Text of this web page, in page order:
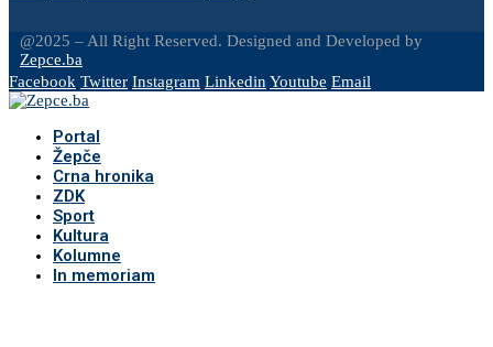
@2025 – All Right Reserved. Designed and Developed by
Zepce.ba
Facebook Twitter Instagram Linkedin Youtube Email
Portal
Žepče
Crna hronika
ZDK
Sport
Kultura
Kolumne
In memoriam